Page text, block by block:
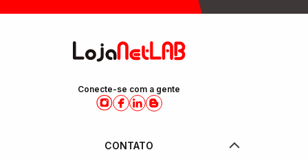
Conecte-se com a gente
CONTATO